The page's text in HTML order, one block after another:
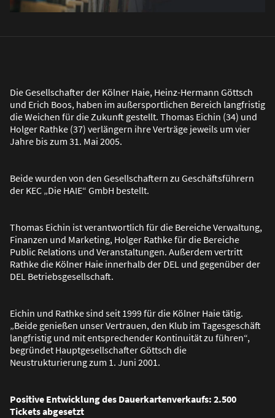
Die Gesellschafter der Kölner Haie, Heinz-Hermann Göttsch
und Erich Boos, haben im außersportlichen Bereich langfristig
die Weichen für die Zukunft gestellt. Thomas Eichin (34) und
Holger Rathke (37) verlängern ihre Verträge jeweils um vier
Jahre bis zum 31. Mai 2005.
Beide wurden von den Gesellschaftern zu Geschäftsführern
der KEC „Die HAIE“ GmbH bestellt.
Thomas Eichin ist verantwortlich für die Bereiche Verwaltung,
Finanzen und Marketing, Holger Rathke für die Bereiche
Public Relations und Veranstaltungen. Außerdem vertritt
Rathke die Kölner Haie innerhalb der DEL und gegenüber der
DEL Betriebsgesellschaft.
Eichin und Rathke sind seit 1999 für die Kölner Haie tätig.
„Beide genießen unser Vertrauen, den Klub im Tagesgeschäft
langfristig und mit entsprechender Kontinuität zu führen“,
begründet Hauptgesellschafter Göttsch die
Neustrukturierung zum 1. Juni 2001.
Positive Entwicklung des Dauerkartenverkaufs: 2.500
Tickets abgesetzt